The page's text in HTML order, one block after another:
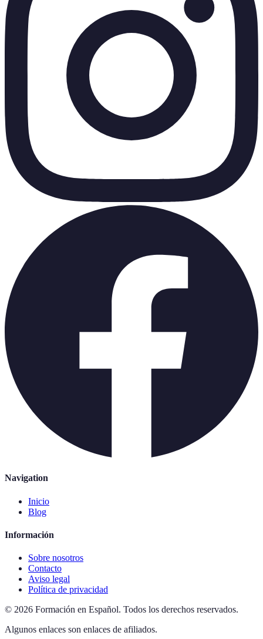
Navigation
Inicio
Blog
Información
Sobre nosotros
Contacto
Aviso legal
Política de privacidad
© 2026 Formación en Español. Todos los derechos reservados.
Algunos enlaces son enlaces de afiliados.